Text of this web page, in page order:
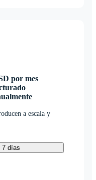
por mes
a escala y
7 días